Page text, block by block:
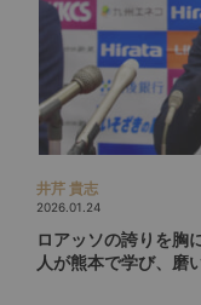
井芹 貴志
2026.01.24
ロアッソの誇りを胸
人が熊本で学び、磨